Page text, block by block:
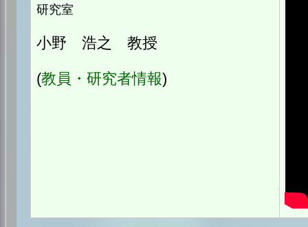
研究室
小野 浩之 教授
(教員・研究者情報)